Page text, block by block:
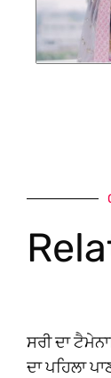
ਸਰੀ ਦਾ
ਦਾ ਪਹਿਲਾ